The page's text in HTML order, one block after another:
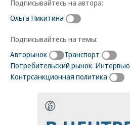
Подписывайтесь на автора:
Ольга Никитина
Подписывайтесь на темы:
Авторынок
Транспорт
Потребительский рынок. Интервью
Контрсанкционная политика